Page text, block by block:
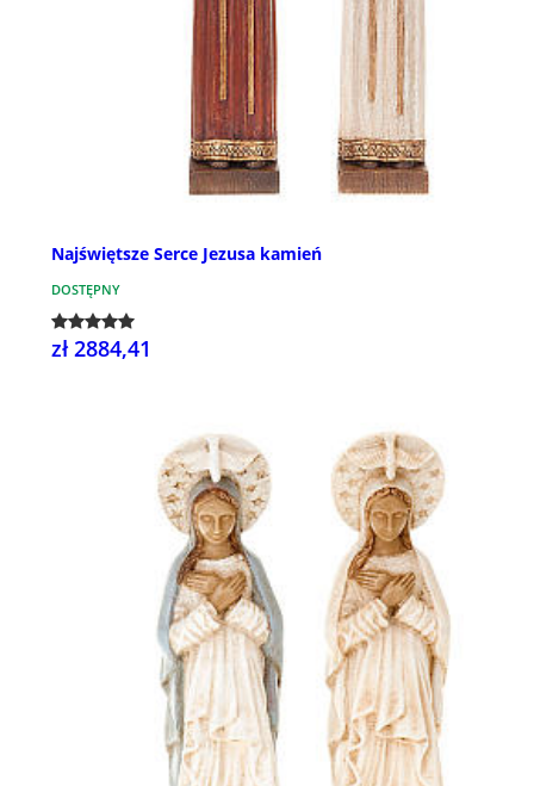
Najświętsze Serce Jezusa kamień
DOSTĘPNY
zł 2884,41